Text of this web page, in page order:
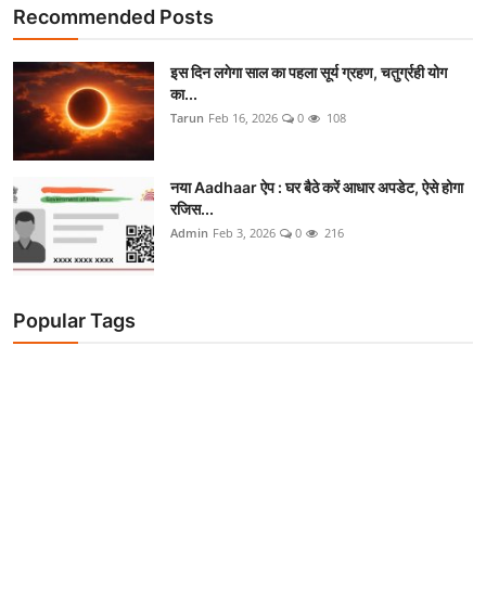
Recommended Posts
इस दिन लगेगा साल का पहला सूर्य ग्रहण, चतुर्ग्रही योग
का...
Tarun Feb 16, 2026 0 108
नया Aadhaar ऐप : घर बैठे करें आधार अपडेट, ऐसे होगा
रजिस...
Admin Feb 3, 2026 0 216
Popular Tags